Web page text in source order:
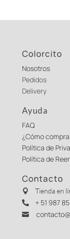
Colorcito
Nosotros
Pedidos
Delivery
Ayuda
FAQ
¿Cómo
Política de
Política de
Contacto
 Tienda en
 + 51 987
